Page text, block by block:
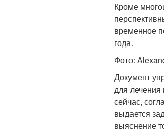
Кроме
временное
года.
Фото:
Документ
для
сейчас,
выдается
выяснение